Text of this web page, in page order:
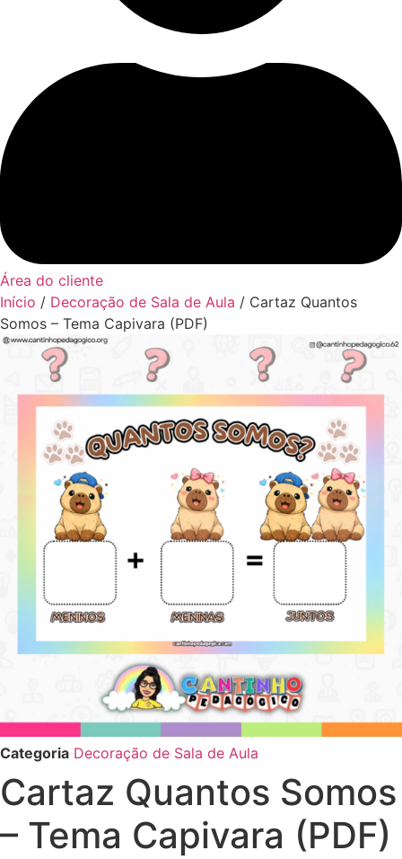
Área do cliente
Início / Decoração de Sala de Aula / Cartaz Quantos
Somos – Tema Capivara (PDF)
Categoria Decoração de Sala de Aula
Cartaz Quantos Somos
– Tema Capivara (PDF)